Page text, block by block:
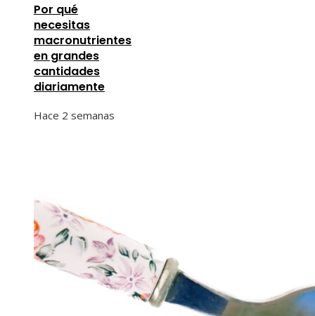
Por qué
necesitas
macronutrientes
en grandes
cantidades
diariamente
Hace 2 semanas